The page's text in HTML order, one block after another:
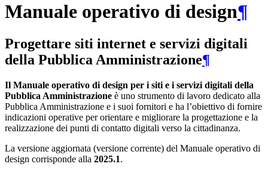
Manuale operativo di design¶
Progettare siti internet e servizi digitali
della Pubblica Amministrazione¶
Il Manuale operativo di design per i siti e i servizi digitali della
Pubblica Amministrazione è uno strumento di lavoro dedicato alla
Pubblica Amministrazione e i suoi fornitori e ha l’obiettivo di fornire
indicazioni operative per orientare e migliorare la progettazione e la
realizzazione dei punti di contatto digitali verso la cittadinanza.
La versione aggiornata (versione corrente) del Manuale operativo di
design corrisponde alla 2025.1.